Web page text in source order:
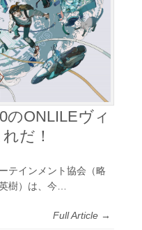
のONLILEヴィ
だ！
テインメント協会（略
樹）は、今…
Full Article →